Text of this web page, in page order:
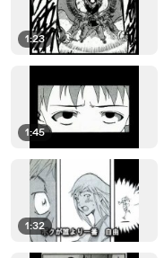
1:23
1:45
1:32